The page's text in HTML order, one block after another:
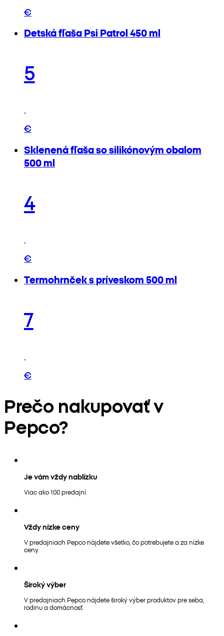
€
Detská fľaša Psi Patrol 450 ml
5
€
Sklenená fľaša so silikónovým obalom
500 ml
4
€
Termohrnček s príveskom 500 ml
7
€
Prečo nakupovať v
Pepco?
Je vám vždy nablízku
Viac ako 100 predajní.
Vždy nízke ceny
V predajniach Pepco nájdete všetko, čo potrebujete a za nízke
ceny.
Široký výber
V predajniach Pepco nájdete široký výber produktov pre seba,
rodinu a domácnosť.